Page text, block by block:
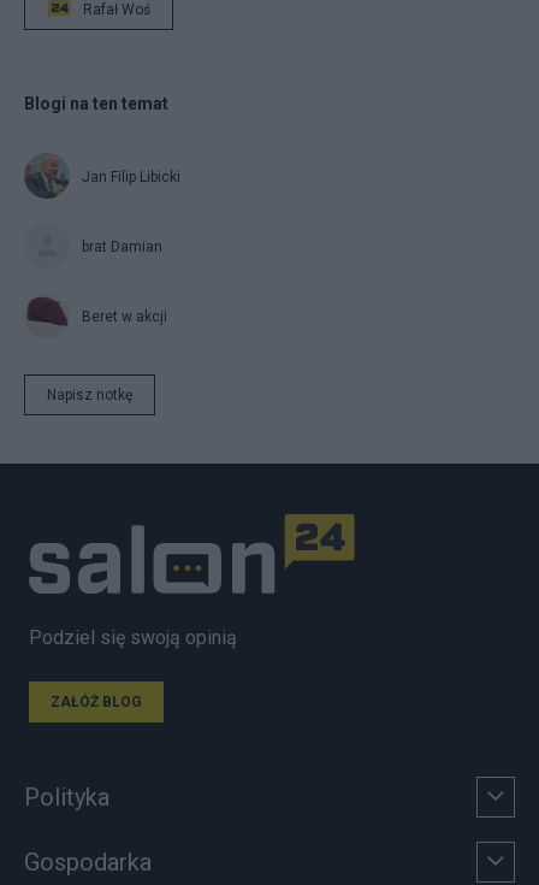
Rafał Woś
Blogi na ten temat
Jan Filip Libicki
brat Damian
Beret w akcji
Napisz notkę
Podziel się swoją opinią
ZAŁÓŻ BLOG
Polityka
Gospodarka